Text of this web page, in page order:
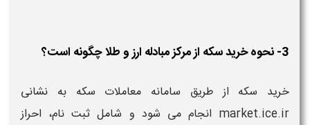
3- نحوه خرید سکه از مرکز مبادله ارز و طلا چگونه است؟
خرید سکه از طریق سامانه معاملات سکه به نشانی
market.ice.ir انجام می‌ شود و شامل ثبت‌ نام، احراز